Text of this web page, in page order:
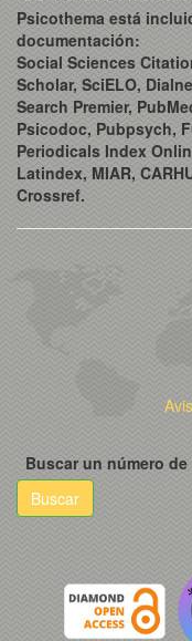
Psicothema está
documentación:
Social Sciences
Scholar, SciELO,
Search Premier,
Psicodoc, Pubpsych,
Periodicals Index
Latindex, MIAR,
Crossref.
Buscar un número
Buscar